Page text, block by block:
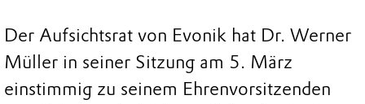
Der Aufsichtsrat von Evonik hat Dr. Werner
Müller in seiner Sitzung am 5. März
einstimmig zu seinem Ehrenvorsitzenden